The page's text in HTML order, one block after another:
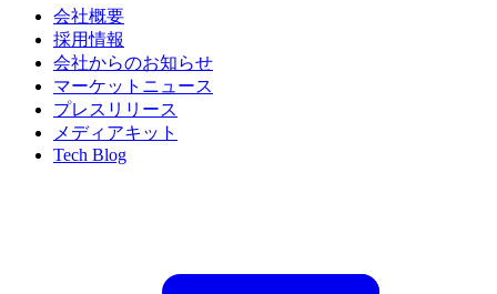
会社概要
採用情報
会社からのお知らせ
マーケットニュース
プレスリリース
メディアキット
Tech Blog